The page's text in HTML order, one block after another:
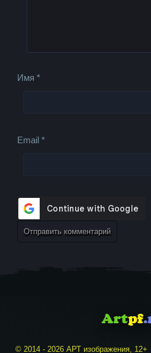
Имя*
Email*
© 2014 - 2026 АРТ изображения, 12+